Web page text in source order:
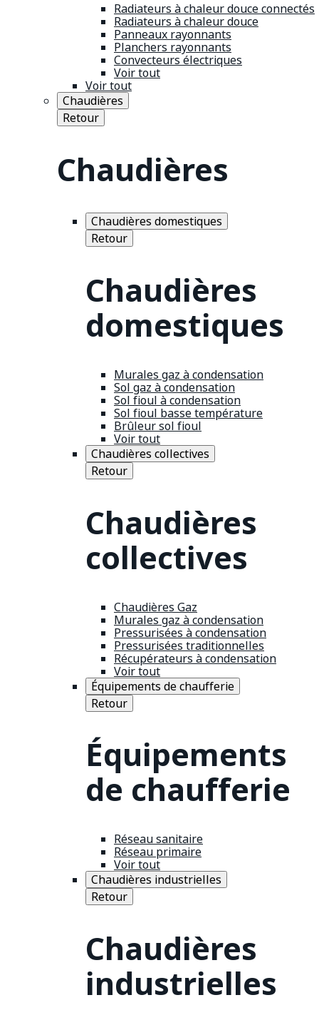
Radiateurs à chaleur douce connectés
Radiateurs à chaleur douce
Panneaux rayonnants
Planchers rayonnants
Convecteurs électriques
Voir tout
Voir tout
Chaudières
Retour
Chaudières
Chaudières domestiques
Retour
Chaudières
domestiques
Murales gaz à condensation
Sol gaz à condensation
Sol fioul à condensation
Sol fioul basse température
Brûleur sol fioul
Voir tout
Chaudières collectives
Retour
Chaudières
collectives
Chaudières Gaz
Murales gaz à condensation
Pressurisées à condensation
Pressurisées traditionnelles
Récupérateurs à condensation
Voir tout
Équipements de chaufferie
Retour
Équipements
de chaufferie
Réseau sanitaire
Réseau primaire
Voir tout
Chaudières industrielles
Retour
Chaudières
industrielles